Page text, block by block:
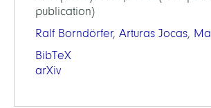
publication)
Ralf Borndörfer, Arturas Jocas,
BibTeX
arXiv